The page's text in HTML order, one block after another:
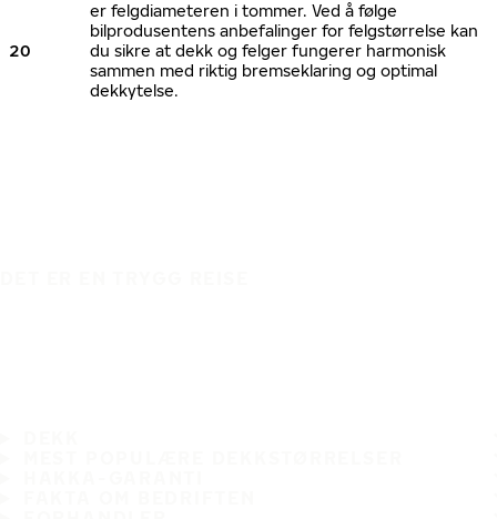
20
er felgdiameteren i tommer. Ved å følge
bilprodusentens anbefalinger for felgstørrelse kan
du sikre at dekk og felger fungerer harmonisk
sammen med riktig bremseklaring og optimal
dekkytelse.